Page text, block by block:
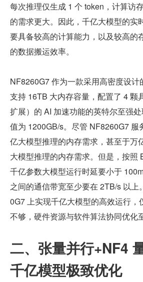
每次推理仅生成 1 个 token，计算访
的需求更大。因此，千亿大模型的实
要具备较高的计算能力，以及较高的
的数据搬运效率。
NF8260G7 作为一款采用高密度设计
支持 16TB 大内存容量，配置了 4 颗
扩展）的 AI 加速功能的英特尔至强
值为 1200GB/s。尽管 NF8260G7 服
亿大模型推理的内存需求，甚至于万
大模型推理的内存需求。但是，按照
千亿参数大模型运行时延要小于
之间的通信带宽至少要在 2TB/s 以
0G7 上实现千亿大模型的高效运行，
不够，硬件资源与软件算法协同优化
二、张量并行+NF4
千亿模型极致优化